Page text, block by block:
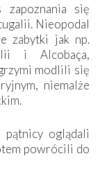
się
Nieopodal
zabytki jak np.
i Alcobaça,
modlili się
niemalże
oglądali
powrócili do